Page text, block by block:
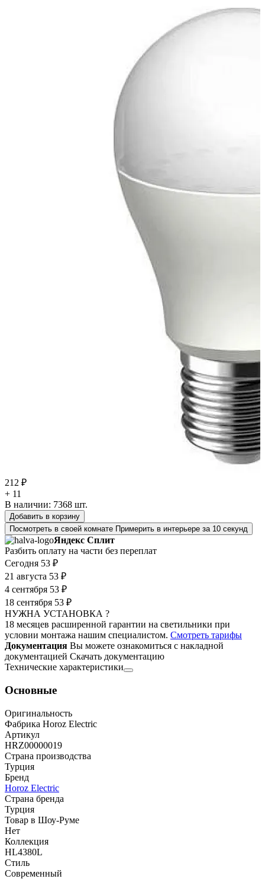
212 ₽
+ 11
В наличии: 7368 шт.
Добавить в корзину
Посмотреть в своей комнате Примерить в интерьере за 10 секунд
Яндекс Сплит
Разбить оплату на части без переплат
Сегодня 53 ₽
21 августа 53 ₽
4 сентября 53 ₽
18 сентября 53 ₽
НУЖНА УСТАНОВКА ?
18 месяцев расширенной гарантии на светильники при
условии монтажа нашим специалистом. Смотреть тарифы
Документация Вы можете ознакомиться с накладной
документацией Скачать документацию
Технические характеристики
Основные
Оригинальность
Фабрика Horoz Electric
Артикул
HRZ00000019
Страна производства
Турция
Бренд
Horoz Electric
Страна бренда
Турция
Товар в Шоу-Руме
Нет
Коллекция
HL4380L
Стиль
Современный